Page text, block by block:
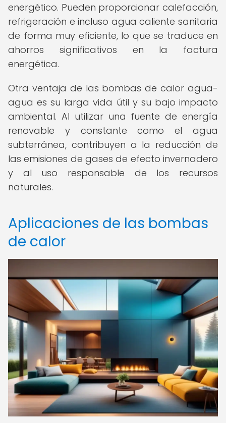
energético. Pueden proporcionar calefacción,
refrigeración e incluso agua caliente sanitaria
de forma muy eficiente, lo que se traduce en
ahorros significativos en la factura
energética.
Otra ventaja de las bombas de calor agua-
agua es su larga vida útil y su bajo impacto
ambiental. Al utilizar una fuente de energía
renovable y constante como el agua
subterránea, contribuyen a la reducción de
las emisiones de gases de efecto invernadero
y al uso responsable de los recursos
naturales.
Aplicaciones de las bombas
de calor